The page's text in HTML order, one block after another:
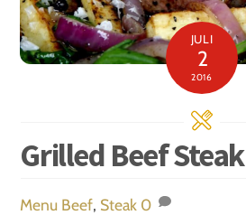
JULI
2
2016
Grilled Beef Steak
Menu Beef, Steak 0